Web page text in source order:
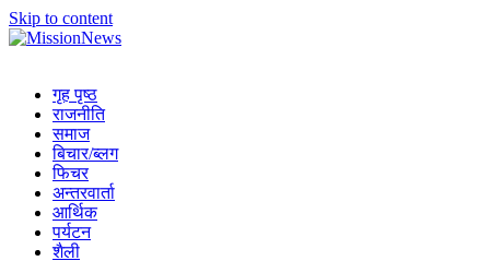
Skip to content
गृह पृष्ठ
राजनीति
समाज
बिचार/ब्लग
फिचर
अन्तरवार्ता
आर्थिक
पर्यटन
शैली